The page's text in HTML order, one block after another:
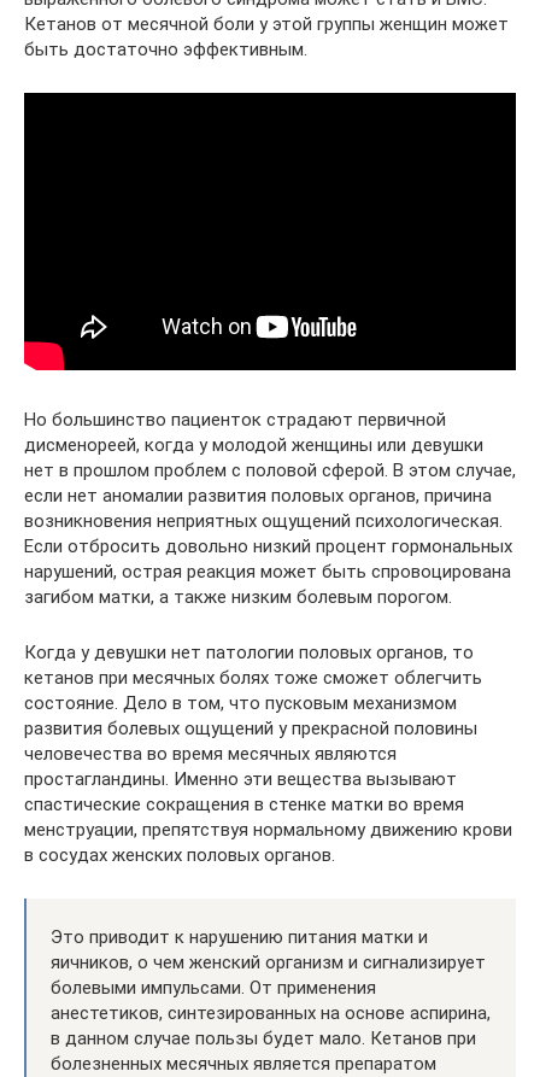
Кетанов от месячной боли у этой группы женщин может
быть достаточно эффективным.
Но большинство пациенток страдают первичной
дисменореей, когда у молодой женщины или девушки
нет в прошлом проблем с половой сферой. В этом случае,
если нет аномалии развития половых органов, причина
возникновения неприятных ощущений психологическая.
Если отбросить довольно низкий процент гормональных
нарушений, острая реакция может быть спровоцирована
загибом матки, а также низким болевым порогом.
Когда у девушки нет патологии половых органов, то
кетанов при месячных болях тоже сможет облегчить
состояние. Дело в том, что пусковым механизмом
развития болевых ощущений у прекрасной половины
человечества во время месячных являются
простагландины. Именно эти вещества вызывают
спастические сокращения в стенке матки во время
менструации, препятствуя нормальному движению крови
в сосудах женских половых органов.
Это приводит к нарушению питания матки и
яичников, о чем женский организм и сигнализирует
болевыми импульсами. От применения
анестетиков, синтезированных на основе аспирина,
в данном случае пользы будет мало. Кетанов при
болезненных месячных является препаратом